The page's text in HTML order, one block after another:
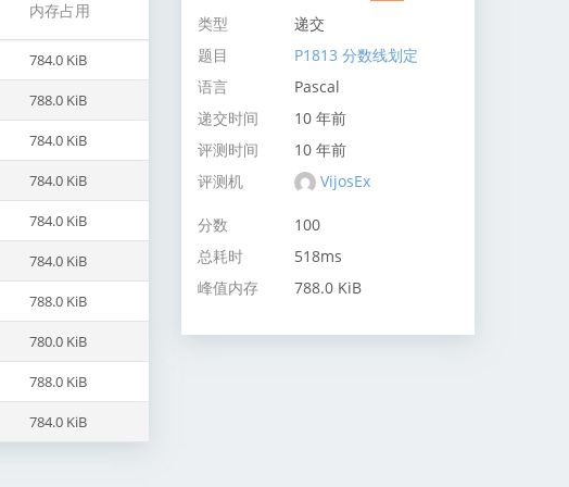
内存占用
784.0 KiB
788.0 KiB
784.0 KiB
784.0 KiB
784.0 KiB
784.0 KiB
788.0 KiB
780.0 KiB
788.0 KiB
784.0 KiB
类型
递交
题目
P1813 分数线划定
语言
Pascal
递交时间
10 年前
评测时间
10 年前
评测机
VijosEx
分数
100
总耗时
518ms
峰值内存
788.0 KiB